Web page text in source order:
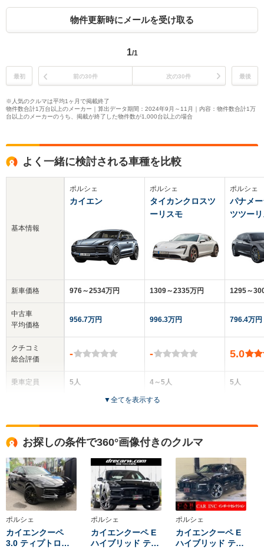
物件更新時にメールを受け取る
1/1
最初 前の30件 次の30件 最後
※人気のクルマは平均1ヶ月で掲載終了
物件数合計1万台以上のメーカー｜算出データ期間：2024年9月～11月｜内容：物件数合計1万
台以上のメーカーのうち、掲載が終了した物件数が1,000台以上の場合
よく一緒に検討される車種を比較
基本情報
新車価格
中古車
平均価格
クチコミ
総合評価
乗車定員
サイズ
(全長x全幅x全高)
ポルシェ
カイエン
976～2534万円
956.7万円
-
5人
1.67m～1.7m
全幅
1.98m～1.99m
全長
4.92m～4.93m
ポルシェ
タイカンクロスツ
ーリスモ
1309～2335万円
996.3万円
-
4～5人
5ドア
全高
1.41m
全幅
1.97m
全長
4.97m～4.98m
ポルシェ
パナメ
ツツー
1295～
796.4万円
5.0
5人
▼全てを表示する
お探しの条件で360°画像付きのクルマ
ポルシェ
カイエンクーペ
3.0 ティプトロ…
ポルシェ
カイエンクーペ E
ハイブリッド テ…
ポルシェ
カイエンクーペ E
ハイブリッド テ…